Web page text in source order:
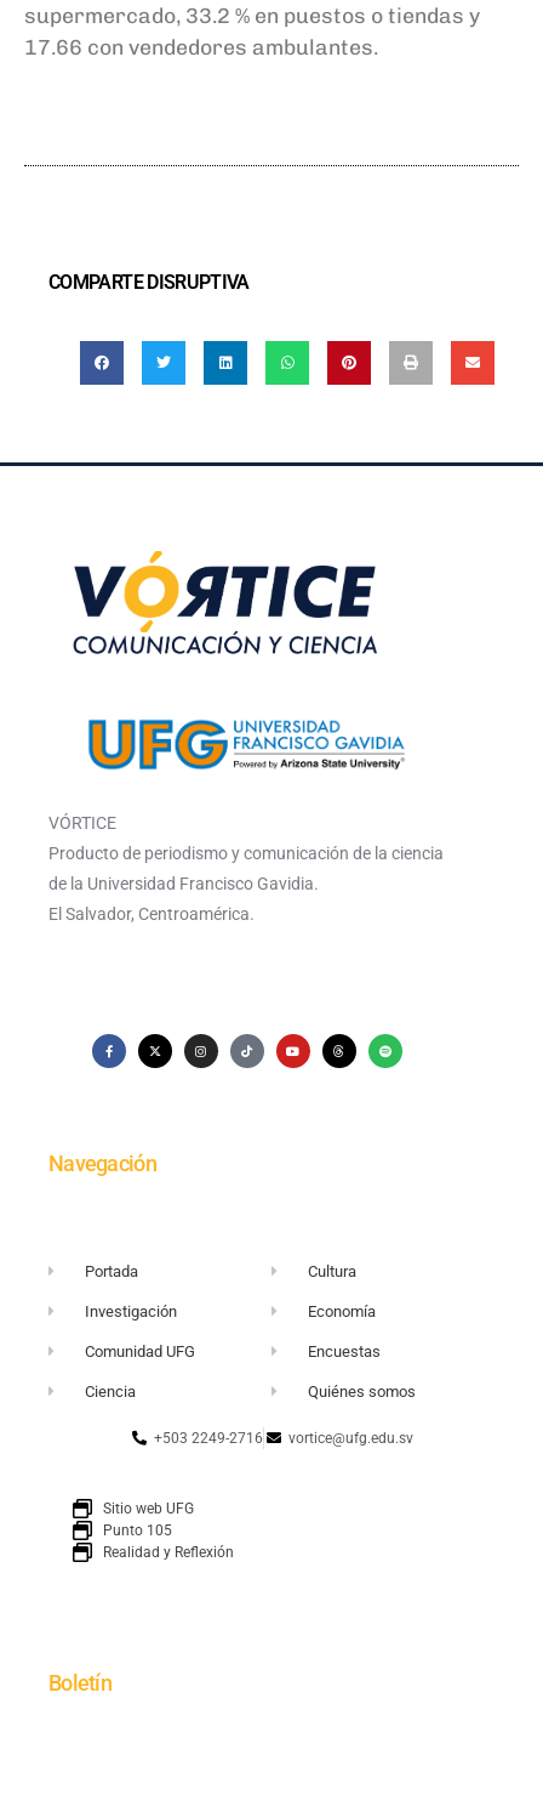
supermercado, 33.2 % en puestos o tiendas y
17.66 con vendedores ambulantes.
COMPARTE DISRUPTIVA
VÓRTICE
Producto de periodismo y comunicación de la ciencia
de la Universidad Francisco Gavidia.
El Salvador, Centroamérica.
Navegación
Portada
Investigación
Comunidad UFG
Ciencia
Cultura
Economía
Encuestas
Quiénes somos
+503 2249-2716 vortice@ufg.edu.sv
Sitio web UFG
Punto 105
Realidad y Reflexión
Boletín